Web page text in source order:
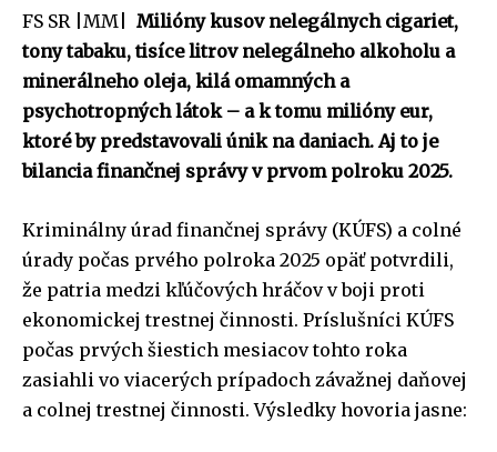
FS SR |MM|
Milióny kusov nelegálnych cigariet,
tony tabaku, tisíce litrov nelegálneho alkoholu a
minerálneho oleja, kilá omamných a
psychotropných látok – a k tomu milióny eur,
ktoré by predstavovali únik na daniach. Aj to je
bilancia finančnej správy v prvom polroku 2025.
Kriminálny úrad finančnej správy (KÚFS) a colné
úrady počas prvého polroka 2025 opäť potvrdili,
že patria medzi kľúčových hráčov v boji proti
ekonomickej trestnej činnosti. Príslušníci KÚFS
počas prvých šiestich mesiacov tohto roka
zasiahli vo viacerých prípadoch závažnej daňovej
a colnej trestnej činnosti. Výsledky hovoria jasne: